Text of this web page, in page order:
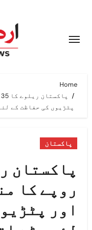
content
Home
پٹڑیوں کی حفاظت کے
پاکستان
روپے کا
اور